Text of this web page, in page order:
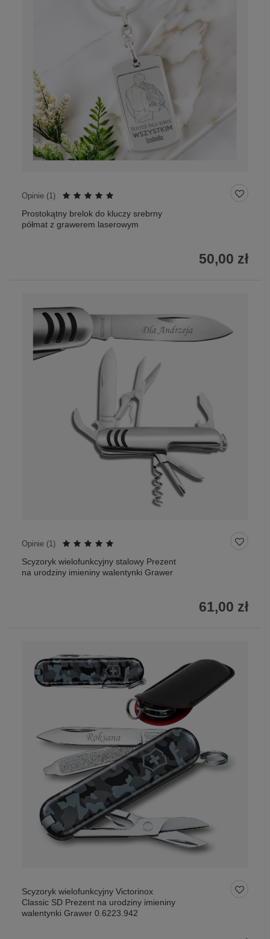
Opinie (1)
Prostokątny brelok do kluczy srebrny
półmat z grawerem laserowym
50,00 zł
Opinie (1)
Scyzoryk wielofunkcyjny stalowy Prezent
na urodziny imieniny walentynki Grawer
61,00 zł
Scyzoryk wielofunkcyjny Victorinox
Classic SD Prezent na urodziny imieniny
walentynki Grawer 0.6223.942